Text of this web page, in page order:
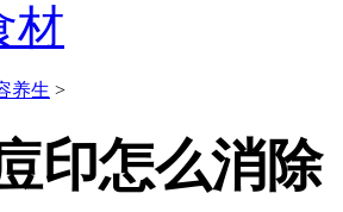
材
养生 >
印怎么消除